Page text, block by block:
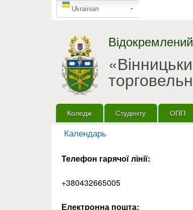
GTranslate
Ukrainian
Головне меню
Коледж Студенту ОПП
Ви є тут
Календарь
Телефон гарячої лінії:
+380432665005
Електронна пошта: